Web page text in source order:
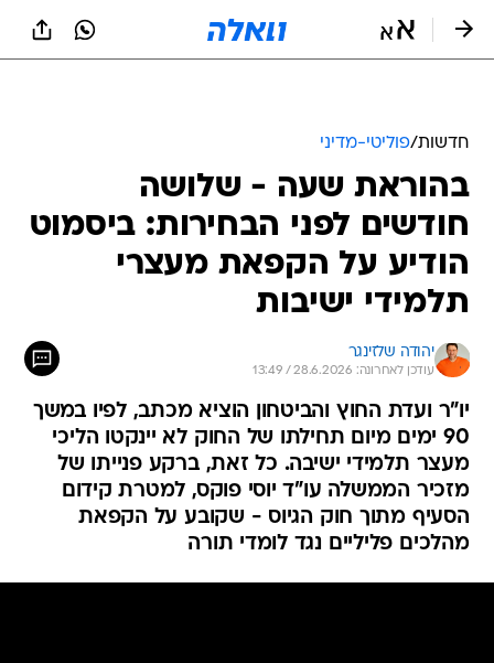
חדשות/פוליטי-מדיני
בהוראת שעה - שלושה
חודשים לפני הבחירות: ביסמוט
הודיע על הקפאת מעצרי
תלמידי ישיבות
יהודה שלזינגר
עודכן לאחרונה: 28.6.2026 / 13:49
יו"ר ועדת החוץ והביטחון הוציא מכתב, לפיו במשך
90 ימים מיום תחילתו של החוק לא יינקטו הליכי
מעצר תלמידי ישיבה. כל זאת, ברקע פנייתו של
מזכיר הממשלה עו"ד יוסי פוקס, למטרת קידום
הסעיף מתוך חוק הגיוס - שקובע על הקפאת
מהלכים פליליים נגד לומדי תורה